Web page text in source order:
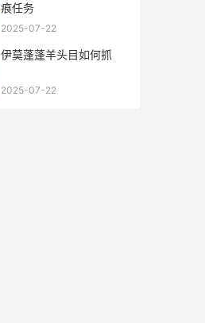
痕任务
2025-07-22
伊莫蓬蓬羊头目如何抓
2025-07-22